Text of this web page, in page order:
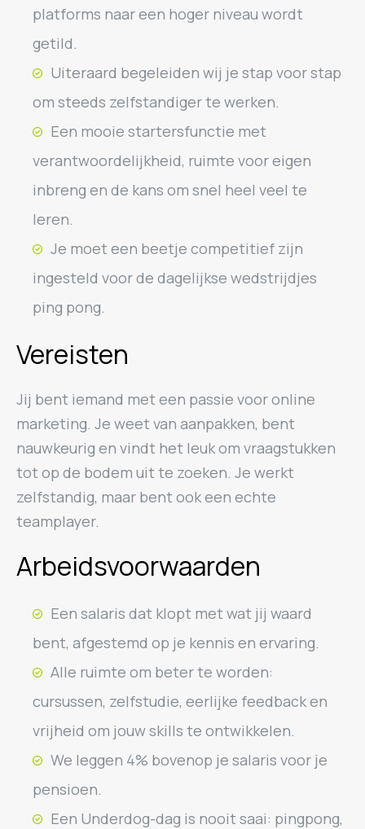
platforms naar een hoger niveau wordt
getild.
Uiteraard begeleiden wij je stap voor stap
om steeds zelfstandiger te werken.
Een mooie startersfunctie met
verantwoordelijkheid, ruimte voor eigen
inbreng en de kans om snel heel veel te
leren.
Je moet een beetje competitief zijn
ingesteld voor de dagelijkse wedstrijdjes
ping pong.
Vereisten
Jij bent iemand met een passie voor online
marketing. Je weet van aanpakken, bent
nauwkeurig en vindt het leuk om vraagstukken
tot op de bodem uit te zoeken. Je werkt
zelfstandig, maar bent ook een echte
teamplayer.
Arbeidsvoorwaarden
Een salaris dat klopt met wat jij waard
bent, afgestemd op je kennis en ervaring.
Alle ruimte om beter te worden:
cursussen, zelfstudie, eerlijke feedback en
vrijheid om jouw skills te ontwikkelen.
We leggen 4% bovenop je salaris voor je
pensioen.
Een Underdog-dag is nooit saai: pingpong,